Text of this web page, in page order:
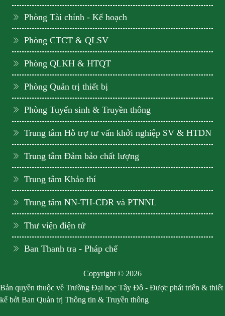
Phòng Tài chính - Kế hoạch
Phòng CTCT & QLSV
Phòng QLKH & HTQT
Phòng Quản trị thiết bị
Phòng Tuyển sinh & Truyền thông
Trung tâm Hỗ trợ tư vấn khởi nghiệp SV & HTDN
Trung tâm Đảm bảo chất lượng
Trung tâm Khảo thí
Trung tâm NN-TH-CĐR và PTNNL
Thư viện điện tử
Ban Thanh tra - Pháp chế
Copyright © 2026
Bản quyền thuộc về Trường Đại học Tây Đô - Được phát triển & thiết
kế bởi Ban Quản trị Thông tin & Truyền thông